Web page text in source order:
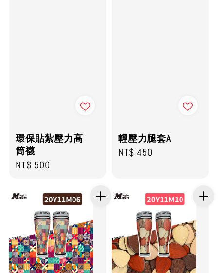
環保貼紮壓力高
筒襪
Regular
NT$ 500
輕壓力腿套A
Regular
NT$ 450